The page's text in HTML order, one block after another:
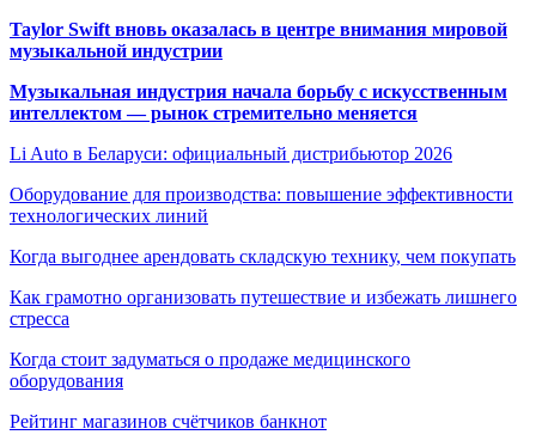
Taylor Swift вновь оказалась в центре внимания мировой
музыкальной индустрии
Музыкальная индустрия начала борьбу с искусственным
интеллектом — рынок стремительно меняется
Li Auto в Беларуси: официальный дистрибьютор 2026
Оборудование для производства: повышение эффективности
технологических линий
Когда выгоднее арендовать складскую технику, чем покупать
Как грамотно организовать путешествие и избежать лишнего
стресса
Когда стоит задуматься о продаже медицинского
оборудования
Рейтинг магазинов счётчиков банкнот